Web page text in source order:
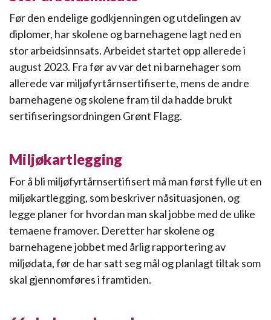
Før den endelige godkjenningen og utdelingen av
diplomer, har skolene og barnehagene lagt ned en
stor arbeidsinnsats. Arbeidet startet opp allerede i
august 2023. Fra før av var det ni barnehager som
allerede var miljøfyrtårnsertifiserte, mens de andre
barnehagene og skolene fram til da hadde brukt
sertifiseringsordningen Grønt Flagg.
Miljøkartlegging
For å bli miljøfyrtårnsertifisert må man først fylle ut en
miljøkartlegging, som beskriver nåsituasjonen, og
legge planer for hvordan man skal jobbe med de ulike
temaene framover. Deretter har skolene og
barnehagene jobbet med årlig rapportering av
miljødata, før de har satt seg mål og planlagt tiltak som
skal gjennomføres i framtiden.